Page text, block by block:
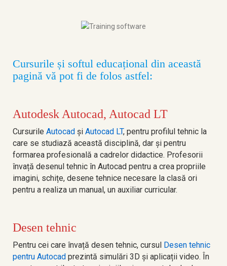
Cursurile și softul educațional din această
pagină vă pot fi de folos astfel:
Autodesk Autocad, Autocad LT
Cursurile Autocad și Autocad LT, pentru profilul tehnic la
care se studiază această disciplină, dar și pentru
formarea profesională a cadrelor didactice. Profesorii
învață desenul tehnic în Autocad pentru a crea propriile
imagini, schițe, desene tehnice necesare la clasă ori
pentru a realiza un manual, un auxiliar curricular.
Desen tehnic
Pentru cei care învață desen tehnic, cursul Desen tehnic
pentru Autocad prezintă simulări 3D și aplicații video. În